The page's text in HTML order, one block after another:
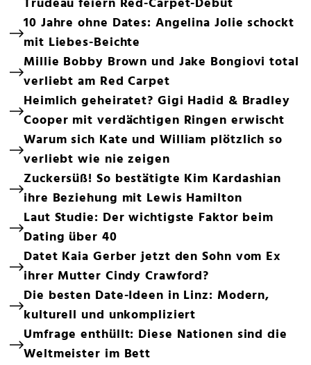
10 Jahre ohne Dates: Angelina Jolie schockt
mit Liebes-Beichte
Millie Bobby Brown und Jake Bongiovi total
verliebt am Red Carpet
Heimlich geheiratet? Gigi Hadid & Bradley
Cooper mit verdächtigen Ringen erwischt
Warum sich Kate und William plötzlich so
verliebt wie nie zeigen
Zuckersüß! So bestätigte Kim Kardashian
ihre Beziehung mit Lewis Hamilton
Laut Studie: Der wichtigste Faktor beim
Dating über 40
Datet Kaia Gerber jetzt den Sohn vom Ex
ihrer Mutter Cindy Crawford?
Die besten Date-Ideen in Linz: Modern,
kulturell und unkompliziert
Umfrage enthüllt: Diese Nationen sind die
Weltmeister im Bett